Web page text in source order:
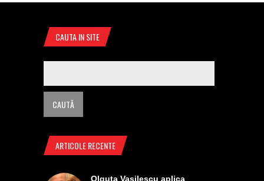
CAUTA IN SITE
ARTICOLE RECENTE
Olguta Vasilescu aplica